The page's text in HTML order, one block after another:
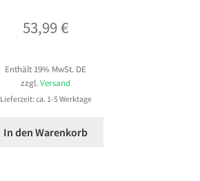
53,99€
Enthält 19% MwSt. DE
zzgl. Versand
Lieferzeit: ca. 1-5 Werktage
In den Warenkorb